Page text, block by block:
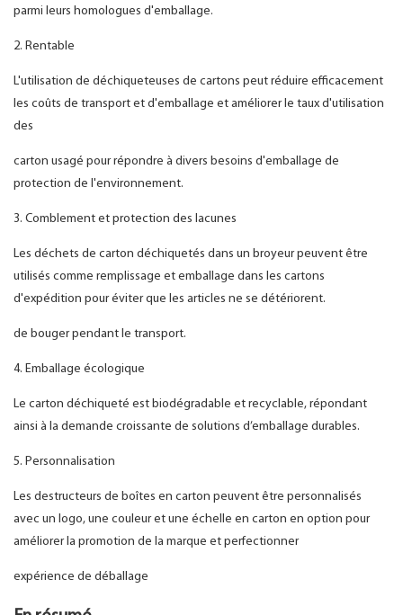
parmi leurs homologues d'emballage.
2. Rentable
L'utilisation de déchiqueteuses de cartons peut réduire efficacement
les coûts de transport et d'emballage et améliorer le taux d'utilisation
des
carton usagé pour répondre à divers besoins d'emballage de
protection de l'environnement.
3. Comblement et protection des lacunes
Les déchets de carton déchiquetés dans un broyeur peuvent être
utilisés comme remplissage et emballage dans les cartons
d'expédition pour éviter que les articles ne se détériorent.
de bouger pendant le transport.
4. Emballage écologique
Le carton déchiqueté est biodégradable et recyclable, répondant
ainsi à la demande croissante de solutions d’emballage durables.
5. Personnalisation
Les destructeurs de boîtes en carton peuvent être personnalisés
avec un logo, une couleur et une échelle en carton en option pour
améliorer la promotion de la marque et perfectionner
expérience de déballage